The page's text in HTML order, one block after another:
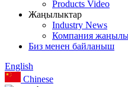
Products Video
Жаңылыктар
Industry News
Компания
Биз менен байланыш
English
Chinese